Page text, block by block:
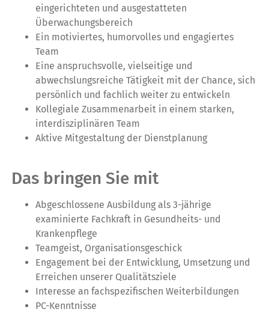
eingerichteten und ausgestatteten
Überwachungsbereich
Ein motiviertes, humorvolles und engagiertes
Team
Eine anspruchsvolle, vielseitige und
abwechslungsreiche Tätigkeit mit der Chance, sich
persönlich und fachlich weiter zu entwickeln
Kollegiale Zusammenarbeit in einem starken,
interdisziplinären Team
Aktive Mitgestaltung der Dienstplanung
Das bringen Sie mit
Abgeschlossene Ausbildung als 3-jährige
examinierte Fachkraft in Gesundheits- und
Krankenpflege
Teamgeist, Organisationsgeschick
Engagement bei der Entwicklung, Umsetzung und
Erreichen unserer Qualitätsziele
Interesse an fachspezifischen Weiterbildungen
PC-Kenntnisse